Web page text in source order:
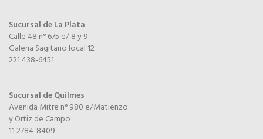
Sucursal de La Plata
Calle 48 n° 675 e/ 8 y 9
Galeria Sagitario local 12
221 438-6451
Sucursal de Quilmes
Avenida Mitre n° 980 e/Matienzo
y Ortiz de Campo
11 2784-8409